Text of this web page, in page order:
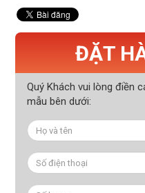
ĐẶT
Quý Khách vui lòng điền
mẫu bên dưới: